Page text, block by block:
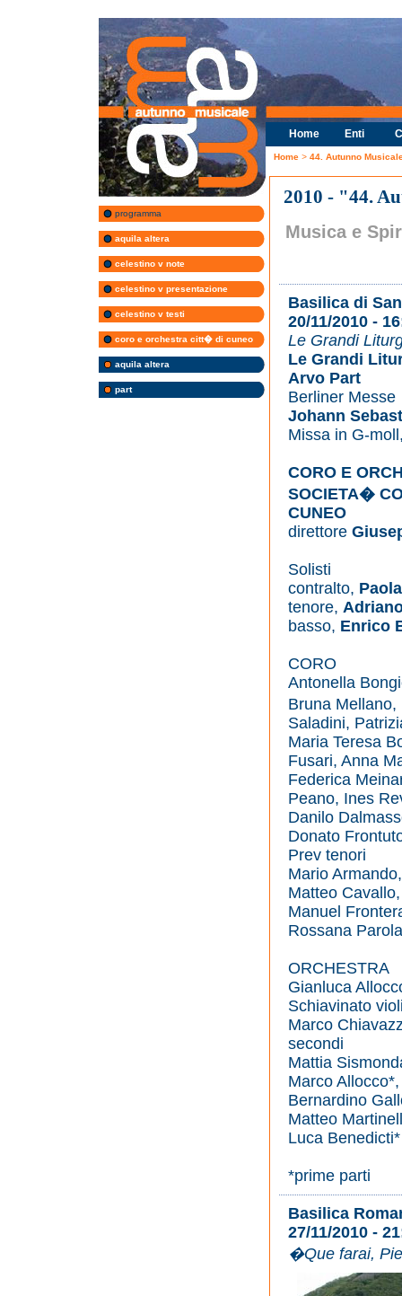
programma
aquila altera
celestino v note
celestino v presentazione
celestino v testi
coro e orchestra citt� di cuneo
aquila altera
part
Home Enti
Home > 44. Autunno
2010 - "44.
Musica e
Basilica di
20/11/2010 -
Le Grandi
Le Grandi
Arvo Part
Berliner Messe
Johann
Missa in G-
CORO E
SOCIETA�
CUNEO
direttore
Solisti
contralto,
tenore,
basso, Enrico
CORO
Antonella
Bruna
Saladini,
Maria Teresa
Fusari, Anna
Federica
Peano, Ines
Danilo
Donato
Prev tenori
Mario
Matteo
Manuel
Rossana
ORCHESTRA
Gianluca
Schiavinato
Marco
secondi
Mattia
Marco
Bernardino
Matteo
Luca
*prime parti
Basilica
27/11/2010 -
�Que farai,